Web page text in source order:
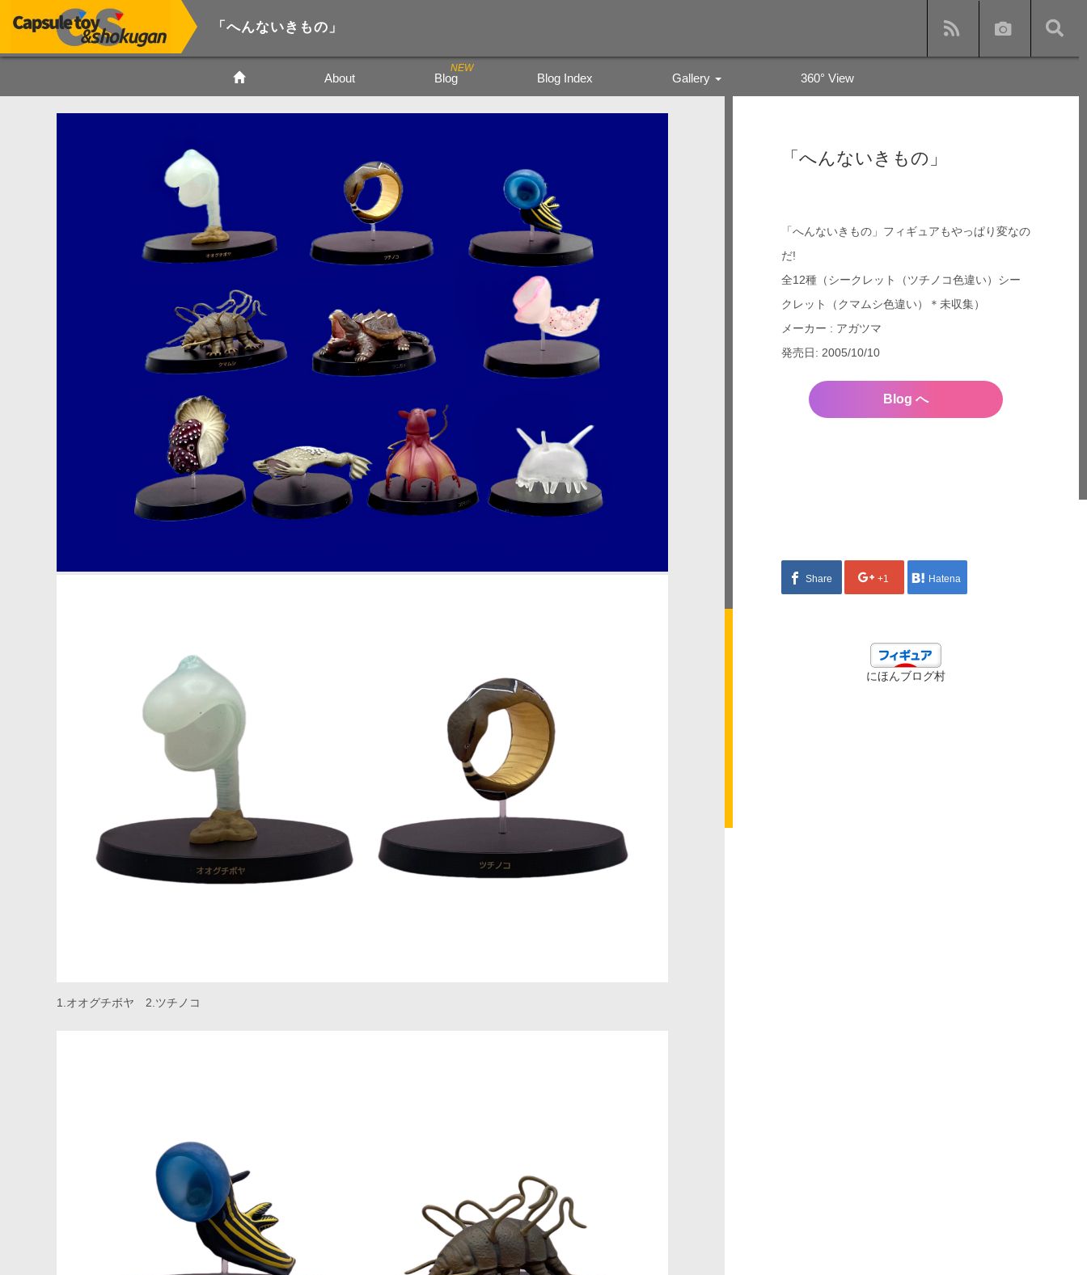
「へんないきもの」
About Blog Blog Index Gallery
Trading Figure
kyoto city bus and subway
360° View
1.オオグチボヤ 2.ツチノコ
「へんないきもの」
「へんないきもの」フィギュアもやっぱり変なの
だ!
全12種（シークレット（ツチノコ色違い）シー
クレット（クマムシ色違い）＊未収集）
メーカー : アガツマ
発売日: 2005/10/10
Blog へ
Share +1 Hatena
にほんブログ村